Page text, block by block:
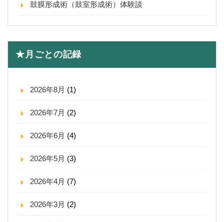
鼓膜形成術（鼓室形成術）体験談
★月ごとの記録
2026年8月 (1)
2026年7月 (2)
2026年6月 (4)
2026年5月 (3)
2026年4月 (7)
2026年3月 (2)